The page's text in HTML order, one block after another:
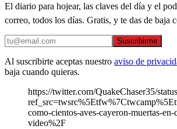
El diario para hojear, las claves del día y el
correo, todos los días. Gratis, y te das de baja
Suscribirme
Al suscribirte aceptas nuestro aviso de
baja cuando quieras.
https://twitter.com/QuakeChaser35/
como-cientos-aves-cayeron-muertas-en-
video%2F